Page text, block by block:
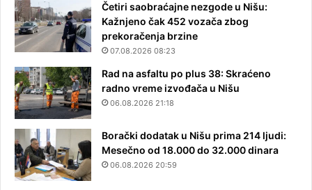
Četiri saobraćajne nezgode u Nišu:
Kažnjeno čak 452 vozača zbog
prekoračenja brzine
07.08.2026 08:23
Rad na asfaltu po plus 38: Skraćeno
radno vreme izvođača u Nišu
06.08.2026 21:18
Borački dodatak u Nišu prima 214 ljudi:
Mesečno od 18.000 do 32.000 dinara
06.08.2026 20:59